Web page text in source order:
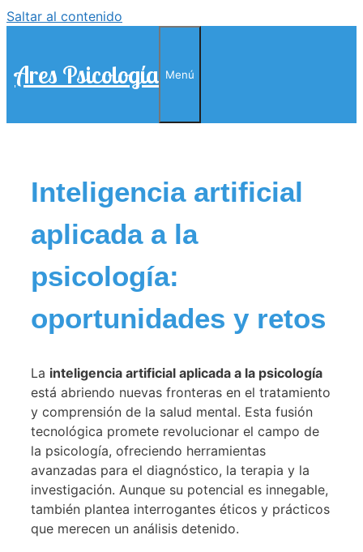
Saltar al contenido
Ares Psicología Menú
Inteligencia artificial
aplicada a la
psicología:
oportunidades y retos
La inteligencia artificial aplicada a la psicología
está abriendo nuevas fronteras en el tratamiento
y comprensión de la salud mental. Esta fusión
tecnológica promete revolucionar el campo de
la psicología, ofreciendo herramientas
avanzadas para el diagnóstico, la terapia y la
investigación. Aunque su potencial es innegable,
también plantea interrogantes éticos y prácticos
que merecen un análisis detenido.